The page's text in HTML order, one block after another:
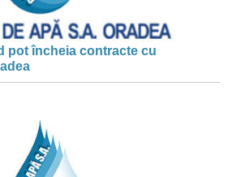
pot încheia contracte cu